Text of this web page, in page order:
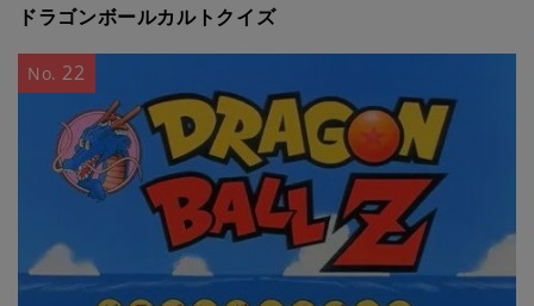
ドラゴンボールカルトクイズ
No. 22